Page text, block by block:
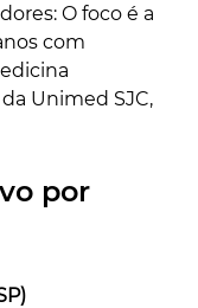
O foco é a
com
Unimed SJC,
por